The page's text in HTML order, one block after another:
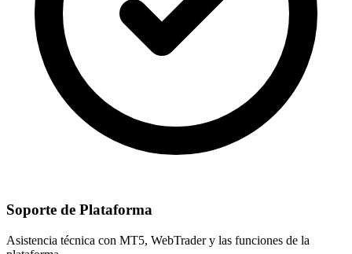
Soporte de Plataforma
Asistencia técnica con MT5, WebTrader y las funciones de la